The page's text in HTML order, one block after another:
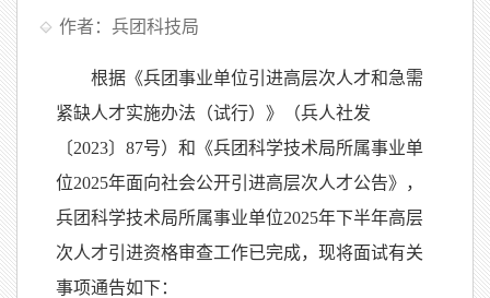
作者：兵团科技局
根据《兵团事业单位引进高层次人才和急需
紧缺人才实施办法（试行）》（兵人社发
〔2023〕87号）和《兵团科学技术局所属事业单
位2025年面向社会公开引进高层次人才公告》，
兵团科学技术局所属事业单位2025年下半年高层
次人才引进资格审查工作已完成，现将面试有关
事项通告如下：